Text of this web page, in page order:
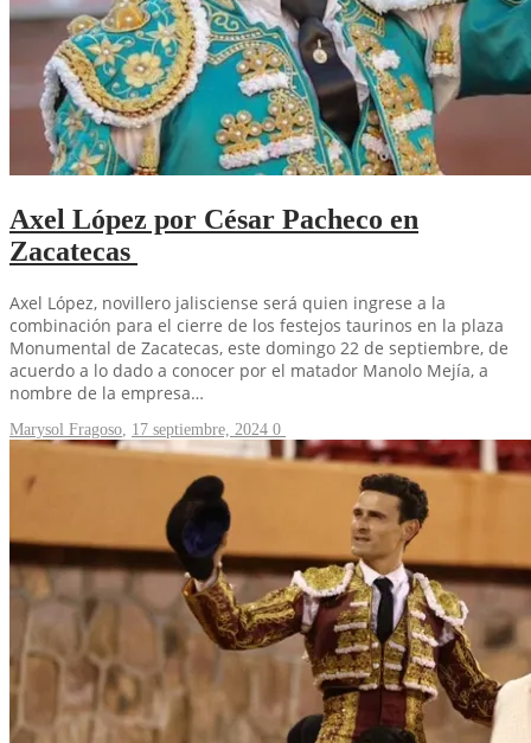
Axel López por César Pacheco en
Zacatecas
Axel López, novillero jalisciense será quien ingrese a la
combinación para el cierre de los festejos taurinos en la plaza
Monumental de Zacatecas, este domingo 22 de septiembre, de
acuerdo a lo dado a conocer por el matador Manolo Mejía, a
nombre de la empresa…
Marysol Fragoso 17 septiembre, 2024 0